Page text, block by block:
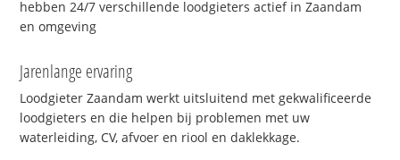
hebben 24/7 verschillende loodgieters actief in Zaandam
en omgeving
Jarenlange ervaring
Loodgieter Zaandam werkt uitsluitend met gekwalificeerde
loodgieters en die helpen bij problemen met uw
waterleiding, CV, afvoer en riool en daklekkage.